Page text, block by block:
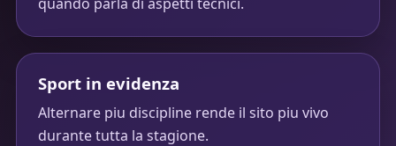
Sport in evidenza
Alternare piu discipline rende il sito piu vivo
durante tutta la stagione.